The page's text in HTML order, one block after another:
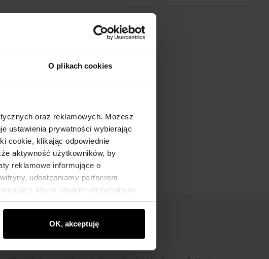
O plikach cookies
oraz reklamowych. Możesz
ustawienia prywatności wybierając
cookie, klikając odpowiednie
aktywność użytkowników, by
reklamowe informujące o
udostępniamy partnerom
z innymi danymi otrzymanymi
OK, akceptuję
Ochnik